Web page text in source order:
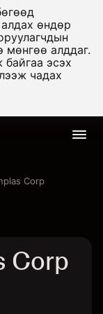
өндөр
мөнгөө алддаг.
эсэх
чадах
Corp
Corp